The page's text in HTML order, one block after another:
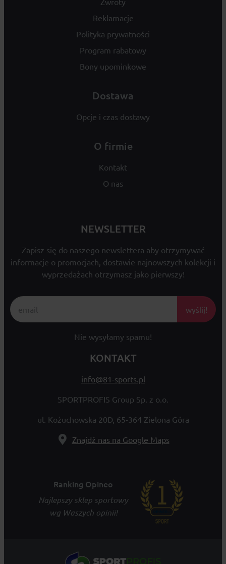
Reklamacje
Polityka prywatności
Program rabatowy
Bony upominkowe
Dostawa
Opcje i czas dostawy
O firmie
Kontakt
O nas
NEWSLETTER
Zapisz się do naszego newslettera aby otrzymywać
informacje o promocjach, dostawie najnowszych kolekcji i
wyprzedażach otrzymasz jako pierwszy!
wyślij!
Nie wysyłamy spamu!
KONTAKT
info@81-sports.pl
SPORTPROFIS Group Sp. z o.o.
ul. Kożuchowska 20D, 65-364 Zielona Góra
Znajdź nas na Google Maps
Ranking Opineo
Najlepszy sklep sportowy
wg Waszych opinii!